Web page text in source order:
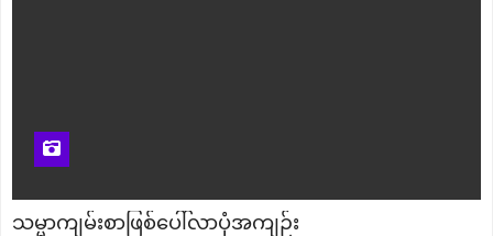
သမ္မာကျမ်းစာဖြစ်ပေါ်လာပုံအကျဉ်း